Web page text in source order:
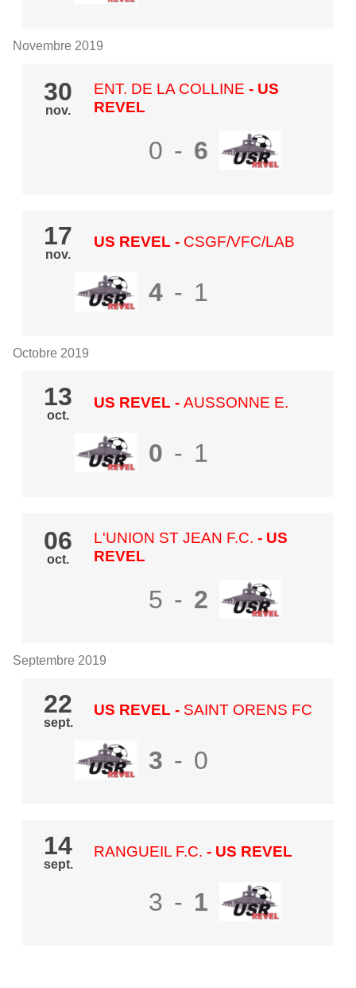
Novembre 2019
30
nov.
ENT. DE LA COLLINE - US
REVEL
0 - 6
17
nov.
US REVEL - CSGF/VFC/LAB
4 - 1
Octobre 2019
13
oct.
US REVEL - AUSSONNE E.
0 - 1
06
oct.
L'UNION ST JEAN F.C. - US
REVEL
5 - 2
Septembre 2019
22
sept.
US REVEL - SAINT ORENS FC
3 - 0
14
sept.
RANGUEIL F.C. - US REVEL
3 - 1